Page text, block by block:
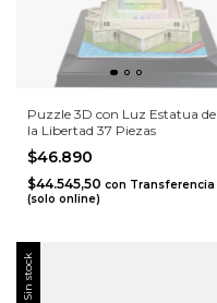
Puzzle 3D con Luz Estatua de
la Libertad 37 Piezas
$46.890
$44.545,50 con Transferencia
(solo online)
Sin stock